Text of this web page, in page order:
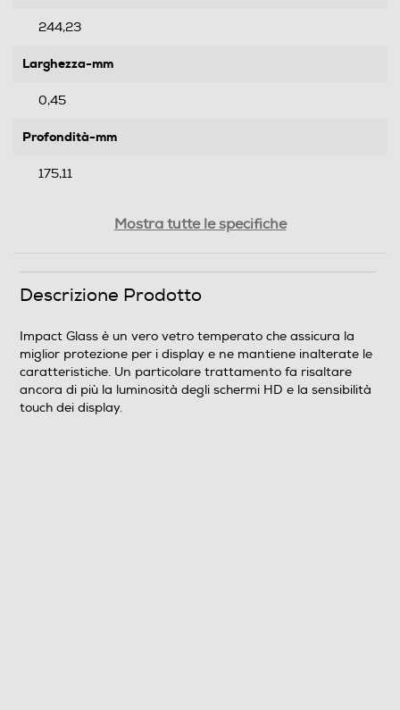
244,23
Larghezza-mm
0,45
Profondità-mm
175,11
Informazioni sulla sicurezza del prodotto
Clicca qui
Mostra tutte le specifiche
Descrizione Prodotto
Impact Glass è un vero vetro temperato che assicura la
miglior protezione per i display e ne mantiene inalterate le
caratteristiche. Un particolare trattamento fa risaltare
ancora di più la luminosità degli schermi HD e la sensibilità
touch dei display.